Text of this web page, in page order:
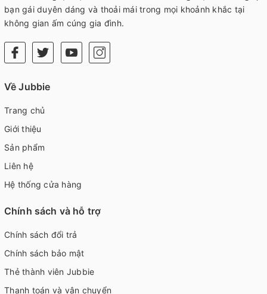
bạn gái duyên dáng và thoải mái trong mọi khoảnh khắc tại
không gian ấm cúng gia đình.
Về Jubbie
Trang chủ
Giới thiệu
Sản phẩm
Liên hệ
Hệ thống cửa hàng
Chính sách và hỗ trợ
Chính sách đổi trả
Chính sách bảo mật
Thẻ thành viên Jubbie
Thanh toán và vận chuyển